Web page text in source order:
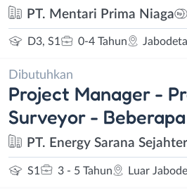
PT. Mentari Prima Niaga
D3, S1 0-4 Tahun
Dibutuhkan
Project Manager -
Surveyor -
PT. Energy Sarana
S1 3 - 5 Tahun Luar